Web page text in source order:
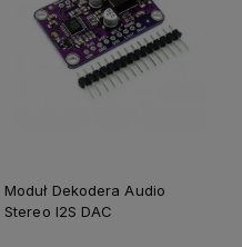
Moduł Dekodera Audio
Stereo I2S DAC